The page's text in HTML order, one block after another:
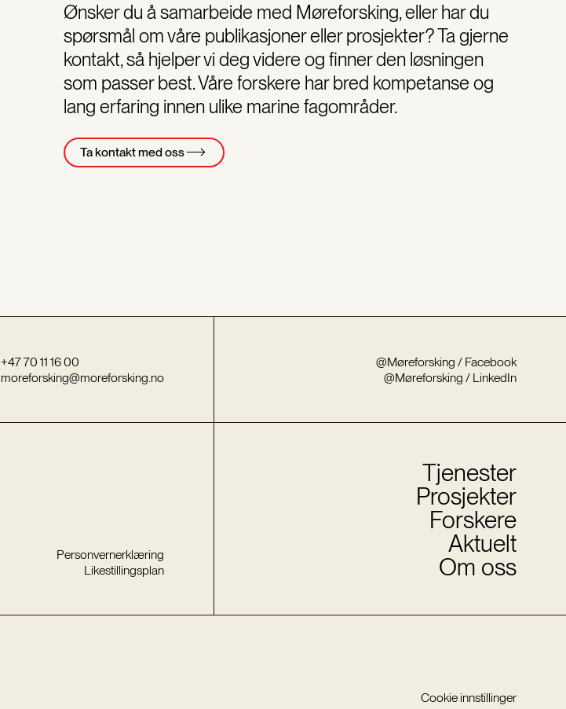
Ønsker du å samarbeide med Møreforsking, eller har du
spørsmål om våre publikasjoner eller prosjekter? Ta gjerne
kontakt, så hjelper vi deg videre og finner den løsningen
som passer best. Våre forskere har bred kompetanse og
lang erfaring innen ulike marine fagområder.
Ta kontakt med oss
+47 70 11 16 00
moreforsking@moreforsking.no
@Møreforsking / Facebook
@Møreforsking / LinkedIn
Personvernerklæring
Likestillingsplan
Tjenester
Prosjekter
Forskere
Aktuelt
Om oss
Cookie innstillinger